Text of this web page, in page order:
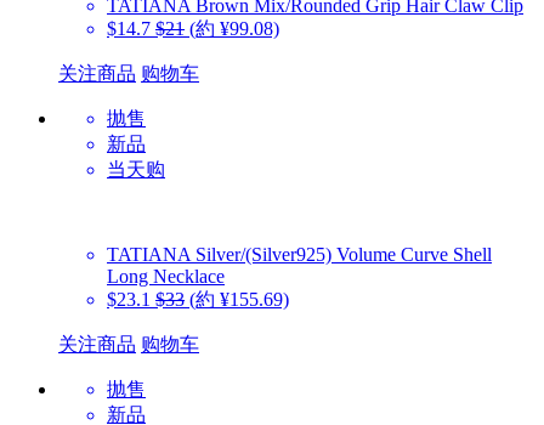
TATIANA Brown Mix/Rounded Grip Hair Claw Clip
$14.7 $21 (約 ¥99.08)
关注商品 购物车
抛售
新品
当天购
TATIANA Silver/(Silver925) Volume Curve Shell
Long Necklace
$23.1 $33 (約 ¥155.69)
关注商品 购物车
抛售
新品